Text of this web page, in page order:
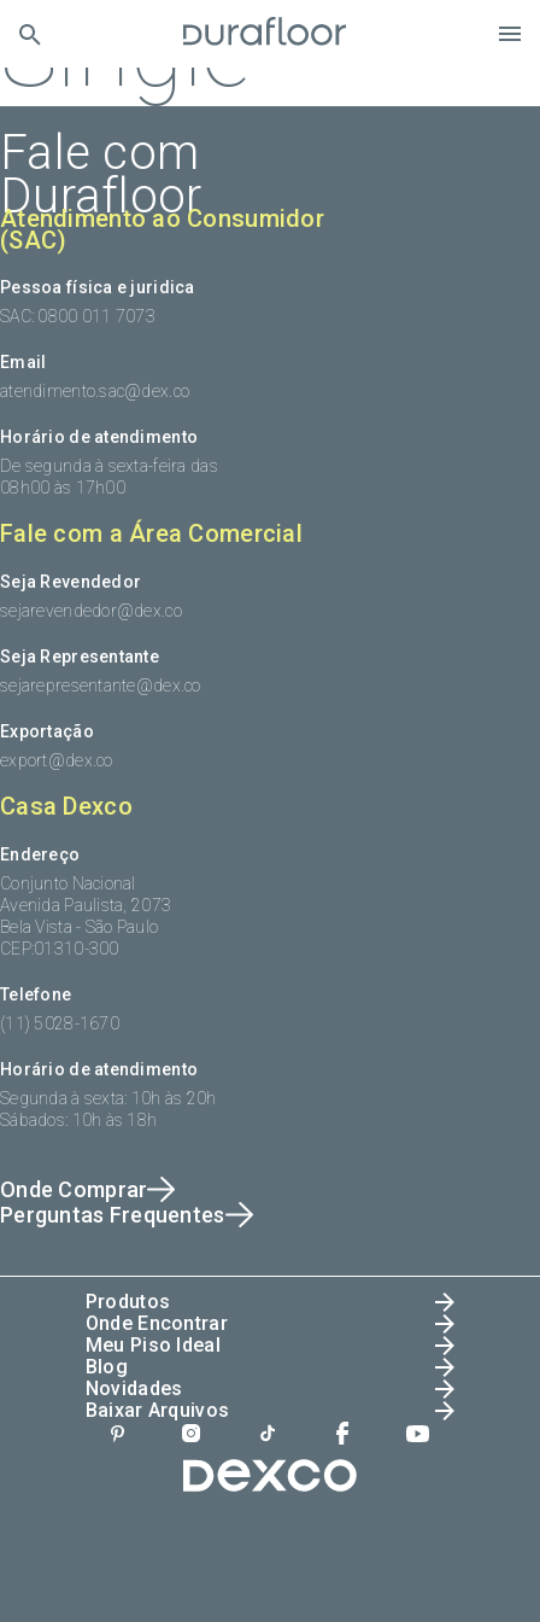
Single
Fale com
Durafloor
Atendimento ao Consumidor
(SAC)
Pessoa física e juridica
SAC: 0800 011 7073
Email
atendimento.sac@dex.co
Horário de atendimento
De segunda à sexta-feira das
08h00 às 17h00
Fale com a Área Comercial
Seja Revendedor
sejarevendedor@dex.co
Seja Representante
sejarepresentante@dex.co
Exportação
export@dex.co
Casa Dexco
Endereço
Conjunto Nacional
Avenida Paulista, 2073
Bela Vista - São Paulo
CEP:01310-300
Telefone
(11) 5028-1670
Horário de atendimento
Segunda à sexta: 10h às 20h
Sábados: 10h às 18h
Onde Comprar
Perguntas Frequentes
Produtos
Onde Encontrar
Meu Piso Ideal
Blog
Novidades
Baixar Arquivos